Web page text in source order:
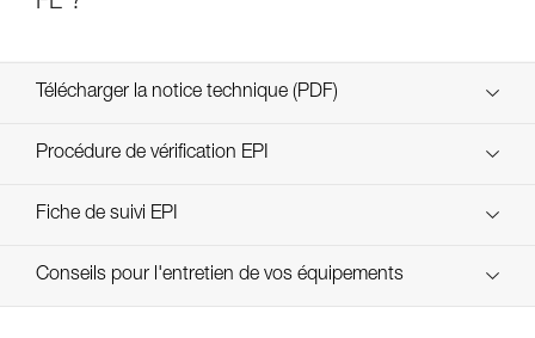
Télécharger la notice technique (PDF)
Technical Notice
Procédure de vérification EPI
verif-EPI-crampons-procedure-FR
Fiche de suivi EPI
verif-EPI-crampons-suivi-FR
Conseils pour l'entretien de vos équipements